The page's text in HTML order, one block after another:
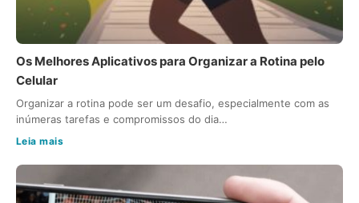
Os Melhores Aplicativos para Organizar a Rotina pelo
Celular
Organizar a rotina pode ser um desafio, especialmente com as
inúmeras tarefas e compromissos do dia…
Leia mais